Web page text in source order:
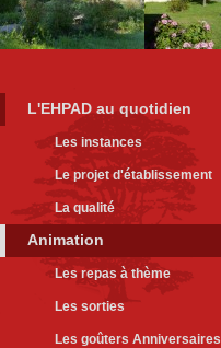
L'EHPAD au quotidien
Les instances
Le projet d'établissement
La qualité
Animation
Les repas à thème
Les sorties
Les goûters Anniversaires